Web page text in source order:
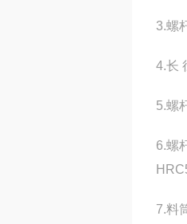
3.螺
4.长
5.螺
6.螺
7.料